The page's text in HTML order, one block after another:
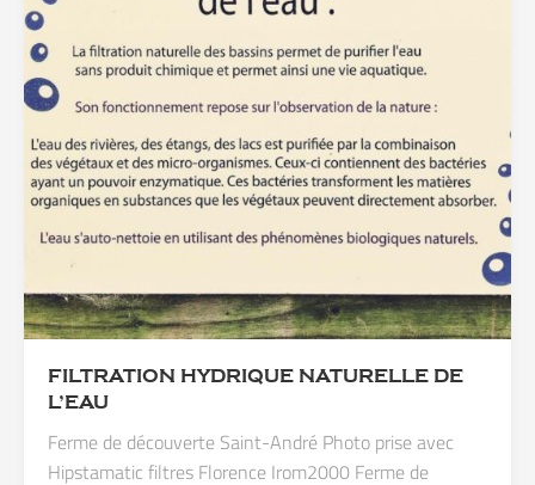
FILTRATION HYDRIQUE NATURELLE DE
L’EAU
Ferme de découverte Saint-André Photo prise avec
Hipstamatic filtres Florence Irom2000 Ferme de